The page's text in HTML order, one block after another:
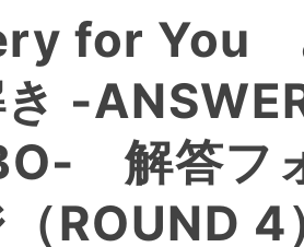
for You
-
解答フ
ROUND